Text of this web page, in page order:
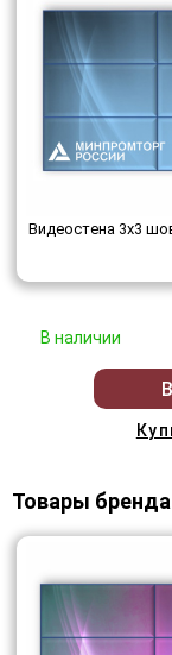
Видеостена 3x3
В наличии
Товары